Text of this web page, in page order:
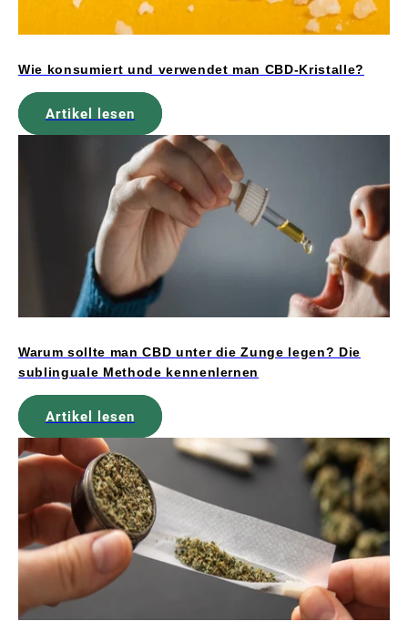
Wie konsumiert und verwendet man CBD-Kristalle?
Artikel lesen
Warum sollte man CBD unter die Zunge legen? Die
sublinguale Methode kennenlernen
Artikel lesen